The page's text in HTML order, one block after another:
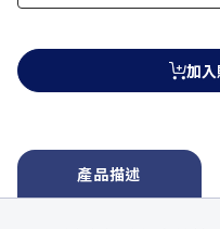
加
產品描述